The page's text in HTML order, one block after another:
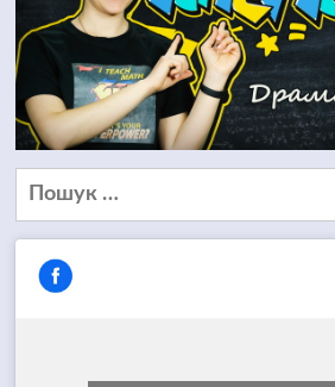
Пошук: